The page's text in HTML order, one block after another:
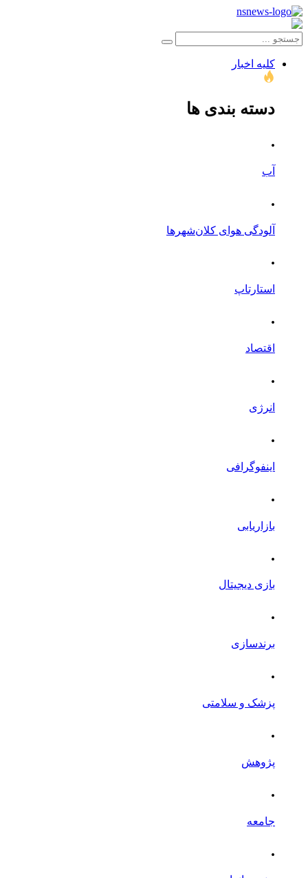
کلیه اخبار
دسته بندی ها
.
آب
.
آلودگی هوای کلان‌شهرها
.
استارتاپ
.
اقتصاد
.
انرژی
.
اینفوگرافی
.
بازاریابی
.
بازی دیجیتال
.
برندسازی
.
پزشک و سلامتی
.
پژوهش
.
جامعه
.